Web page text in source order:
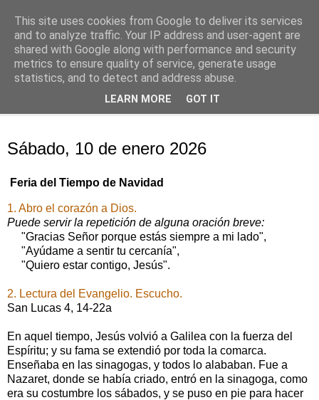
Oración personal
con el Evangelio de cada día
Sábado, 10 de enero 2026
Feria del Tiempo de Navidad
1. Abro el corazón a Dios.
Puede servir la repetición de alguna oración breve:
"Gracias Señor porque estás siempre a mi lado",
"Ayúdame a sentir tu cercanía",
"Quiero estar contigo, Jesús".
2. Lectura del Evangelio. Escucho.
San Lucas 4, 14‑22a
En aquel tiempo, Jesús volvió a Galilea con la fuerza del
Espíritu; y su fama se extendió por toda la comarca.
Enseñaba en las sinagogas, y todos lo alababan. Fue a
Nazaret, donde se había criado, entró en la sinagoga, como
era su costumbre los sábados, y se puso en pie para hacer
This site uses cookies from Google to deliver its services
and to analyze traffic. Your IP address and user-agent are
shared with Google along with performance and security
metrics to ensure quality of service, generate usage
statistics, and to detect and address abuse.
LEARN MORE GOT IT